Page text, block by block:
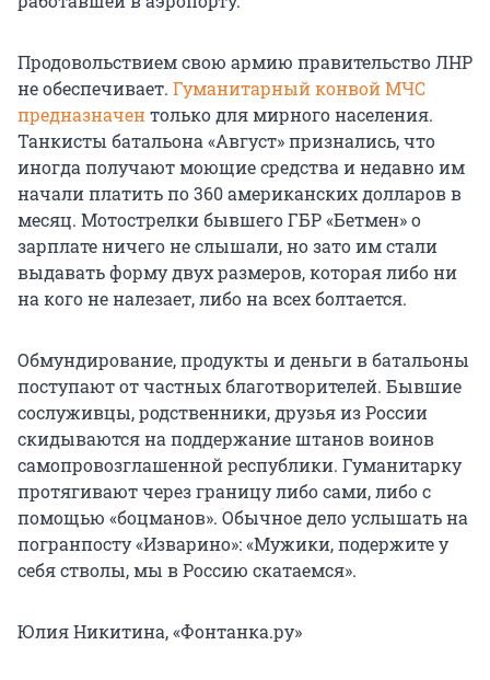
Продовольствием свою армию правительство ЛНР
не обеспечивает. Гуманитарный конвой МЧС
предназначентолько для мирного населения.
Танкисты батальона «Август» признались, что
иногда получают моющие средства и недавно им
начали платить по 360 американских долларов в
месяц. Мотострелки бывшего ГБР «Бетмен» о
зарплате ничего не слышали, но зато им стали
выдавать форму двух размеров, которая либо ни
на кого не налезает, либо на всех болтается.
Обмундирование, продукты и деньги в батальоны
поступают от частных благотворителей. Бывшие
сослуживцы, родственники, друзья из России
скидываются на поддержание штанов воинов
самопровозглашенной республики. Гуманитарку
протягивают через границу либо сами, либо с
помощью «боцманов». Обычное дело услышать на
погранпосту «Изварино»: «Мужики, подержите у
себя стволы, мы в Россию скатаемся».
Юлия Никитина, «Фонтанка.ру»